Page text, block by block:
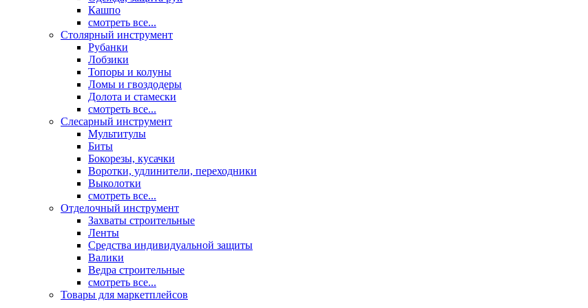
Кашпо
смотреть все...
Столярный инструмент
Рубанки
Лобзики
Топоры и колуны
Ломы и гвоздодеры
Долота и стамески
смотреть все...
Слесарный инструмент
Мультитулы
Биты
Бокорезы, кусачки
Воротки, удлинители, переходники
Выколотки
смотреть все...
Отделочный инструмент
Захваты строительные
Ленты
Средства индивидуальной защиты
Валики
Ведра строительные
смотреть все...
Товары для маркетплейсов